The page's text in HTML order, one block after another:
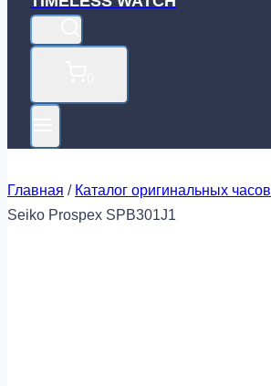
Главная / Каталог оригинальных часов
Seiko Prospex SPB301J1